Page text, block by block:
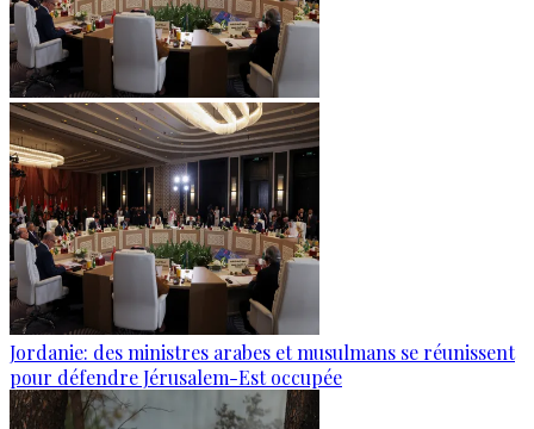
Jordanie: des ministres arabes et musulmans se réunissent
pour défendre Jérusalem-Est occupée